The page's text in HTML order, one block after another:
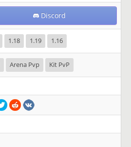
Discord
1.18 1.19 1.16
Arena Pvp Kit PvP